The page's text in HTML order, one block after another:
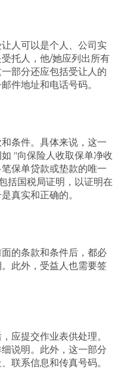
人可以是个人、公司实
托人，他/她应列出所有
部分还应包括受让人的
件地址和电话号码。
条件。具体来说，这一
"向保险人收取保单净收
保单贷款或垫款的唯一
括国税局证明，以证明在
真实和正确的。
的条款和条件后，都必
此外，受益人也需要签
应提交作业表供处理。
说明。此外，这一部分
联系信息和传真号码。